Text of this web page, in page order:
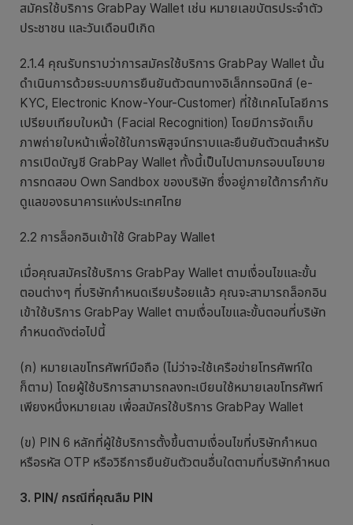
สมัครใช้บริการ GrabPay Wallet เช่น หมายเลขบัตรประจำตัว
ประชาชน และวันเดือนปีเกิด
2.1.4 คุณรับทราบว่าการสมัครใช้บริการ GrabPay Wallet นั้น
ดำเนินการด้วยระบบการยืนยันตัวตนทางอิเล็กทรอนิกส์ (e-
KYC, Electronic Know-Your-Customer) ที่ใช้เทคโนโลยีการ
เปรียบเทียบใบหน้า (Facial Recognition) โดยมีการจัดเก็บ
ภาพถ่ายใบหน้าเพื่อใช้ในการพิสูจน์ทราบและยืนยันตัวตนสำหรับ
การเปิดบัญชี GrabPay Wallet ทั้งนี้เป็นไปตามกรอบนโยบาย
การทดสอบ Own Sandbox ของบริษัท ซึ่งอยู่ภายใต้การกำกับ
ดูแลของธนาคารแห่งประเทศไทย
2.2 การล็อกอินเข้าใช้ GrabPay Wallet
เมื่อคุณสมัครใช้บริการ GrabPay Wallet ตามเงื่อนไขและขั้น
ตอนต่างๆ ที่บริษัทกำหนดเรียบร้อยแล้ว คุณจะสามารถล็อกอิน
เข้าใช้บริการ GrabPay Wallet ตามเงื่อนไขและขั้นตอนที่บริษัท
กำหนดดังต่อไปนี้
(ก) หมายเลขโทรศัพท์มือถือ (ไม่ว่าจะใช้เครือข่ายโทรศัพท์ใด
ก็ตาม) โดยผู้ใช้บริการสามารถลงทะเบียนใช้หมายเลขโทรศัพท์
เพียงหนึ่งหมายเลข เพื่อสมัครใช้บริการ GrabPay Wallet
(ข) PIN 6 หลักที่ผู้ใช้บริการตั้งขึ้นตามเงื่อนไขที่บริษัทกำหนด
หรือรหัส OTP หรือวิธีการยืนยันตัวตนอื่นใดตามที่บริษัทกำหนด
3. PIN/ กรณีที่คุณลืม PIN